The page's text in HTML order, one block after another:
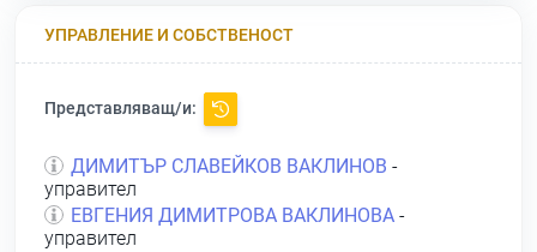
УПРАВЛЕНИЕ И СОБСТВЕНОСТ
Представляващ/и:
ДИМИТЪР СЛАВЕЙКОВ ВАКЛИНОВ -
управител
ЕВГЕНИЯ ДИМИТРОВА ВАКЛИНОВА -
управител